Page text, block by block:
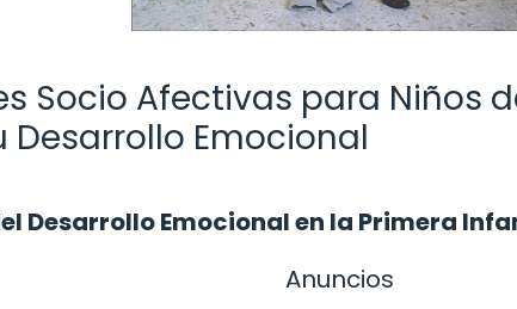
Socio Afectivas para Niños
Desarrollo Emocional
Desarrollo Emocional en la Primera
Anuncios